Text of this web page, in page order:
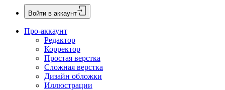
Войти в аккаунт
Про-аккаунт
Редактор
Корректор
Простая верстка
Сложная верстка
Дизайн обложки
Иллюстрации